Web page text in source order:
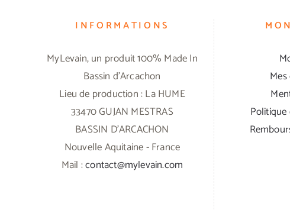
INFORMATIONS
MyLevain, un produit 100% Made In
Bassin d'Arcachon
Lieu de production : La HUME
33470 GUJAN MESTRAS
BASSIN D'ARCACHON
Nouvelle Aquitaine - France
Mail :contact@mylevain.com